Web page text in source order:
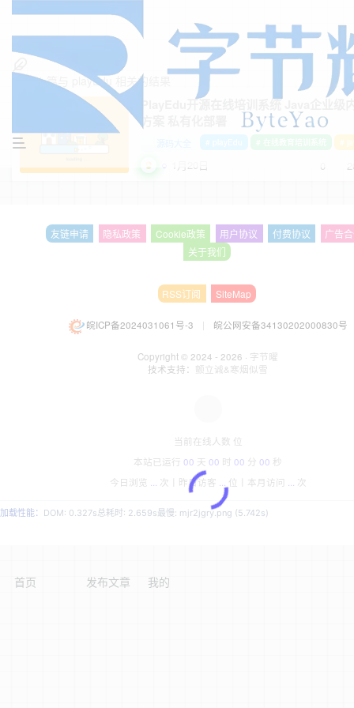
找到 1 篇与 playEdu 相关的结果
PlayEdu开源在线培训系统 Java企业级
1月20日 0
友链申请 隐私政策 Cookie政策 用户协议 付费协议
广告
关于我们
RSS订阅 SiteMap
皖ICP备2024031061号-3 | 皖公网安备34130202000830号
Copyright © 2024 - 2026 · 字节曜
技术支持： 颤立诚&寒烟似雪
当前在线人数 位
本站已运行 00 天 00 时 00 分 00 秒
今日浏览
次丨 昨日访客 位丨 本月访问 次
加载性能： DOM: 0.327s总耗时: 2.659s最慢: mjr2jgry.png (5.742s)
首页 发布文章 我的